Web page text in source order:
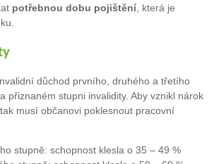
potřebnou dobu pojištění, která je
důchod prvního, druhého a třetího
přiznaném stupni invalidity. Aby vznikl nárok
musí občanovi poklesnout pracovní
stupně: schopnost klesla o 35 – 49 %